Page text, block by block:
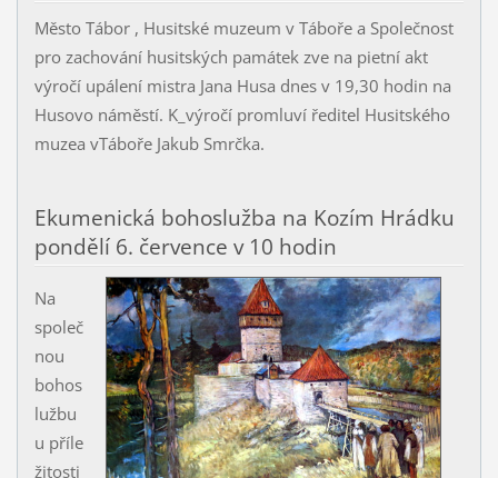
Město Tábor , Husitské muzeum v Táboře a Společnost
pro zachování husitských památek zve na pietní akt
výročí upálení mistra Jana Husa dnes v 19,30 hodin na
Husovo náměstí. K_výročí promluví ředitel Husitského
muzea vTáboře Jakub Smrčka.
Ekumenická bohoslužba na Kozím Hrádku
pondělí 6. července v 10 hodin
Na
společ
nou
bohos
lužbu
u příle
žitosti